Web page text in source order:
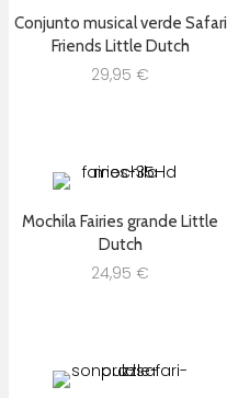
Conjunto musical verde Safari
Friends Little Dutch
29,95 €
Mochila Fairies grande Little
Dutch
24,95 €